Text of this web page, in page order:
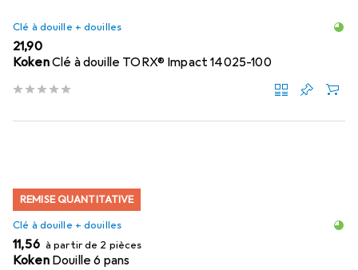
Clé à douille + douilles
EUR
21,90
KokenClé à douille TORX® Impact 14025-100
REMISE QUANTITATIVE
Clé à douille + douilles
EUR
11,56 à partir de 2 pièces
Koken Douille 6 pans